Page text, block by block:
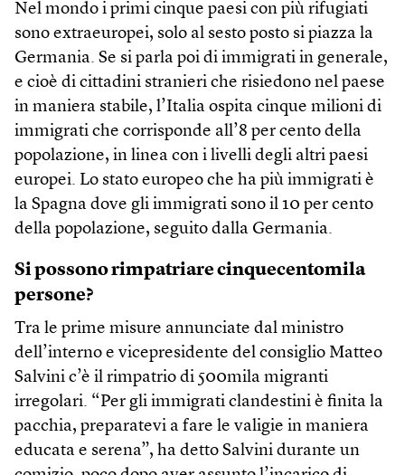
Nel mondo i primi cinque paesi con più rifugiati
sono extraeuropei, solo al sesto posto si piazza la
Germania. Se si parla poi di immigrati in generale,
e cioè di cittadini stranieri che risiedono nel paese
in maniera stabile, l’Italia ospita cinque milioni di
immigrati che corrisponde all’8 per cento della
popolazione, in linea con i livelli degli altri paesi
europei. Lo stato europeo che ha più immigrati è
la Spagna dove gli immigrati sono il 10 per cento
della popolazione, seguito dalla Germania.
Si possono rimpatriare cinquecentomila
persone?
Tra le prime misure annunciate dal ministro
dell’interno e vicepresidente del consiglio Matteo
Salvini c’è il rimpatrio di 500mila migranti
irregolari. “Per gli immigrati clandestini è finita la
pacchia, preparatevi a fare le valigie in maniera
educata e serena”, ha detto Salvini durante un